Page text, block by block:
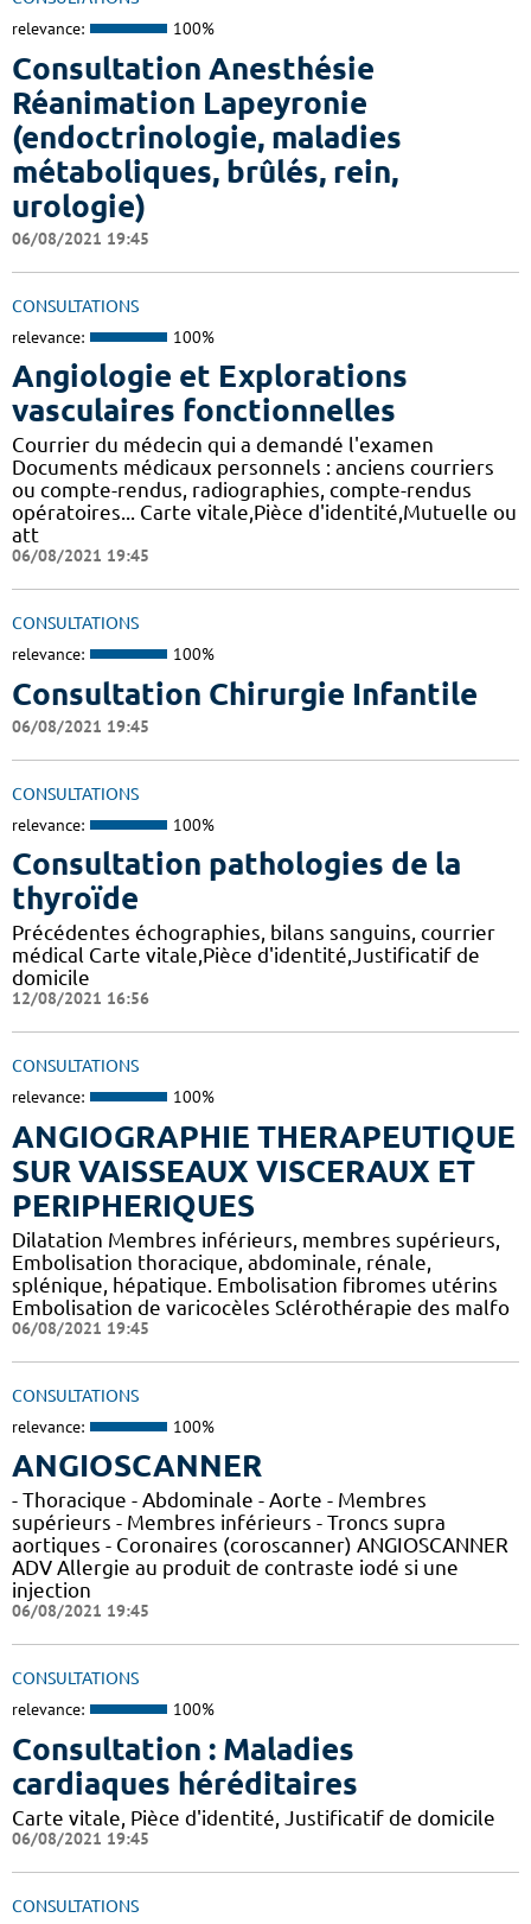
relevance: 100%
Consultation Anesthésie
Réanimation Lapeyronie
(endoctrinologie, maladies
métaboliques, brûlés, rein,
urologie)
06/08/2021 19:45
CONSULTATIONS
relevance: 100%
Angiologie et Explorations
vasculaires fonctionnelles
Courrier du médecin qui a demandé l'examen
Documents médicaux personnels : anciens courriers
ou compte-rendus, radiographies, compte-rendus
opératoires... Carte vitale,Pièce d'identité,Mutuelle ou
att
06/08/2021 19:45
CONSULTATIONS
relevance: 100%
Consultation Chirurgie Infantile
06/08/2021 19:45
CONSULTATIONS
relevance: 100%
Consultation pathologies de la
thyroïde
Précédentes échographies, bilans sanguins, courrier
médical Carte vitale,Pièce d'identité,Justificatif de
domicile
12/08/2021 16:56
CONSULTATIONS
relevance: 100%
ANGIOGRAPHIE THERAPEUTIQUE
SUR VAISSEAUX VISCERAUX ET
PERIPHERIQUES
Dilatation Membres inférieurs, membres supérieurs,
Embolisation thoracique, abdominale, rénale,
splénique, hépatique. Embolisation fibromes utérins
Embolisation de varicocèles Sclérothérapie des malfo
06/08/2021 19:45
CONSULTATIONS
relevance: 100%
ANGIOSCANNER
- Thoracique - Abdominale - Aorte - Membres
supérieurs - Membres inférieurs - Troncs supra
aortiques - Coronaires (coroscanner) ANGIOSCANNER
ADV Allergie au produit de contraste iodé si une
injection
06/08/2021 19:45
CONSULTATIONS
relevance: 100%
Consultation : Maladies
cardiaques héréditaires
Carte vitale, Pièce d'identité, Justificatif de domicile
06/08/2021 19:45
CONSULTATIONS